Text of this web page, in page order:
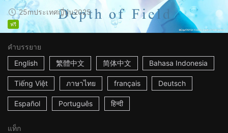
25mประเทศญี่ปุ่น2025
ฟรี
คำบรรยาย
English
繁體中文 简体中文 Bahasa Indonesia
Tiếng Việt ภาษาไทย français Deutsch
Español Português हिन्दी
แท็ก